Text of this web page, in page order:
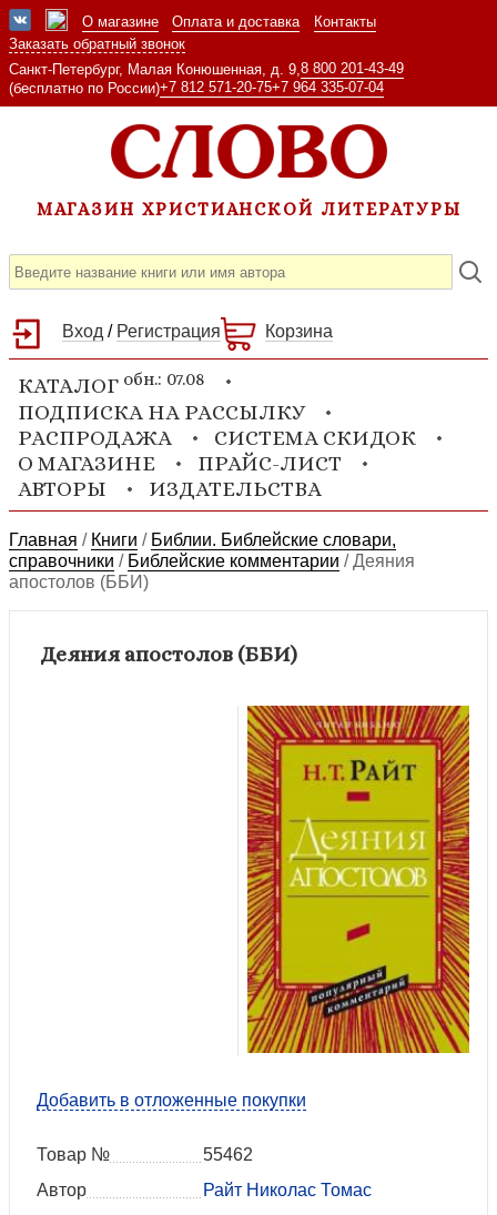
О магазине Оплата и доставка
Контакты
Заказать обратный звонок
Санкт-Петербург, Малая Конюшенная, д. 9, 8 800 201-43-49
(бесплатно по России)+7 812 571-20-75+7 964 335-07-04
МАГАЗИН ХРИСТИАНСКОЙ ЛИТЕРАТУРЫ
Вход / Регистрация Корзина
КАТАЛОГ обн.: 07.08
ПОДПИСКА НА РАССЫЛКУ
РАСПРОДАЖА
СИСТЕМА СКИДОК
О МАГАЗИНЕ
ПРАЙС-ЛИСТ
АВТОРЫ
ИЗДАТЕЛЬСТВА
Главная / Книги / Библии. Библейские словари,
справочники / Библейские комментарии /Деяния
апостолов (ББИ)
Деяния апостолов (ББИ)
Добавить в отложенные покупки
Товар №
55462
Автор
Райт Николас Томас